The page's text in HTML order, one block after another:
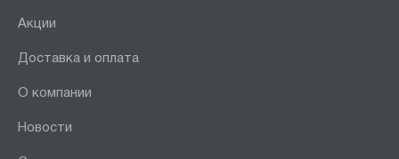
Акции
Доставка и оплата
О компании
Новости